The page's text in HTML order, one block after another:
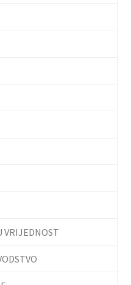
VRIJEDNOST